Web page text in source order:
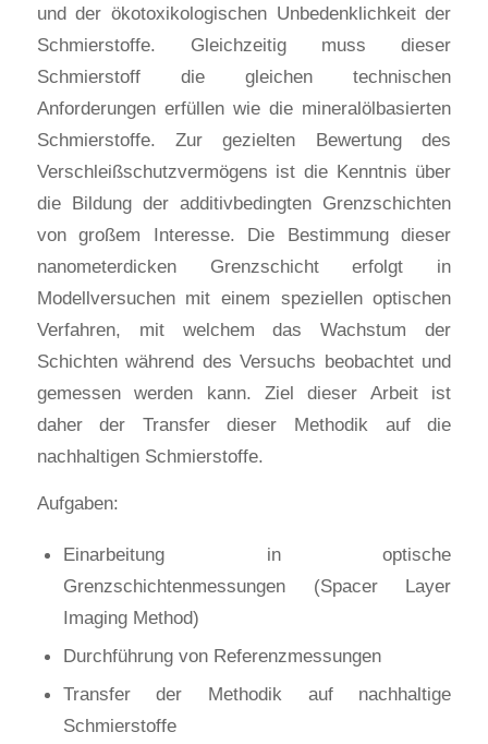
und der ökotoxikologischen Unbedenklichkeit der
Schmierstoffe. Gleichzeitig muss dieser
Schmierstoff die gleichen technischen
Anforderungen erfüllen wie die mineralölbasierten
Schmierstoffe. Zur gezielten Bewertung des
Verschleißschutzvermögens ist die Kenntnis über
die Bildung der additivbedingten Grenzschichten
von großem Interesse. Die Bestimmung dieser
nanometerdicken Grenzschicht erfolgt in
Modellversuchen mit einem speziellen optischen
Verfahren, mit welchem das Wachstum der
Schichten während des Versuchs beobachtet und
gemessen werden kann. Ziel dieser Arbeit ist
daher der Transfer dieser Methodik auf die
nachhaltigen Schmierstoffe.
Aufgaben:
Einarbeitung in optische
Grenzschichtenmessungen (Spacer Layer
Imaging Method)
Durchführung von Referenzmessungen
Transfer der Methodik auf nachhaltige
Schmierstoffe